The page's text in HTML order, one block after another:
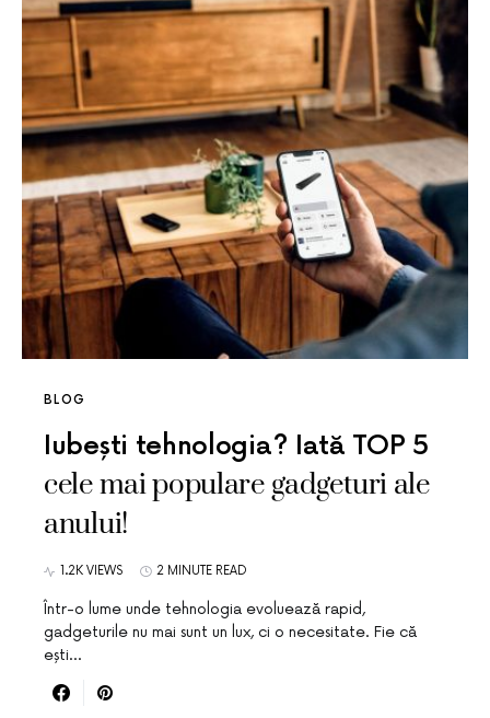
BLOG
Iubești tehnologia? Iată TOP 5
cele mai populare gadgeturi ale
anului!
1.2K VIEWS 2 MINUTE READ
Într-o lume unde tehnologia evoluează rapid,
gadgeturile nu mai sunt un lux, ci o necesitate. Fie că
ești…